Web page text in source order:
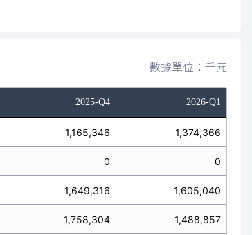
數據單位：千元
2025-Q4 2026-Q1
1,165,346 1,374,366
0 0
1,649,316 1,605,040
1,758,304 1,488,857